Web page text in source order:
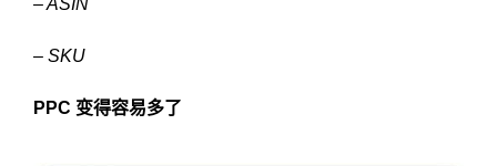
– ASIN
– SKU
PPC 变得容易多了